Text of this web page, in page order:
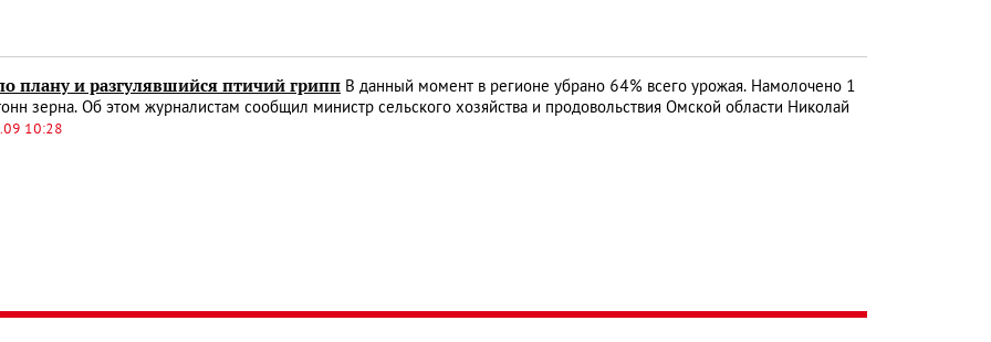
плану и разгулявшийся птичий грипп В данный момент в регионе убрано 64% всего урожая. Намолочено 1
зерна. Об этом журналистам сообщил министр сельского хозяйства и продовольствия Омской области Николай
10:28